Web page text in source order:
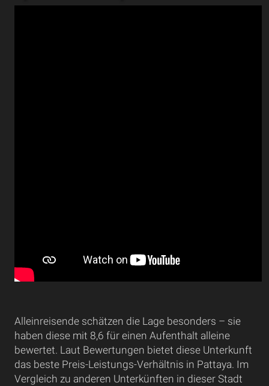
Alleinreisende schätzen die Lage besonders – sie
haben diese mit 8,6 für einen Aufenthalt alleine
bewertet. Laut Bewertungen bietet diese Unterkunft
das beste Preis-Leistungs-Verhältnis in Pattaya. Im
Vergleich zu anderen Unterkünften in dieser Stadt